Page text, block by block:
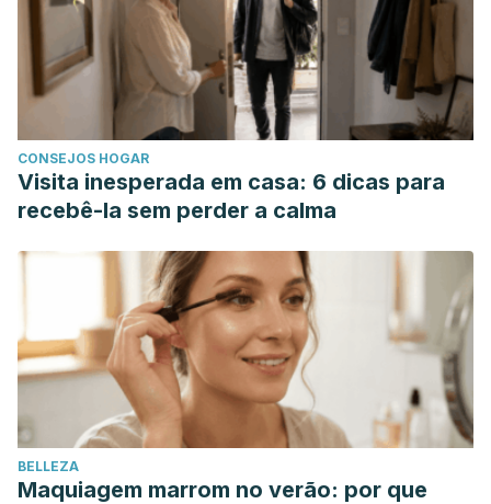
Habtemariam, Solomon. “The Therapeutic Potential of
Rosemary (Rosmarinus officinalis) Diterpenes for
Alzheimer’s Disease”Evidence-based complementary and
alternative medicine : eCAMvol. 2016 (2016): 2680409.
Srivastava, Janmejai K et al. “Chamomile: A herbal medicine
of the past with bright future”
vol. 3,6 (2010): 895-901.
Coccimiglio, John et al. “Antioxidant, Antibacterial, and
Cytotoxic Activities of the Ethanolic Origanum vulgare
Extract and Its Major Constituents”Oxidative medicine and
cellular longevityvol. 2016 (2016): 1404505.
Stanisiere, Julien et al. “How Safe Is Ginger Rhizome for
Decreasing Nausea and Vomiting in Women during Early
Pregnancy?”
Foods (Basel, Switzerland)
vol. 7,4 50. 1 Apr.
2018, doi:10.3390/foods7040050
CONSEJOS HOGAR
Visita inesperada em casa: 6 dicas para
recebê-la sem perder a calma
BELLEZA
Maquiagem marrom no verão: por que